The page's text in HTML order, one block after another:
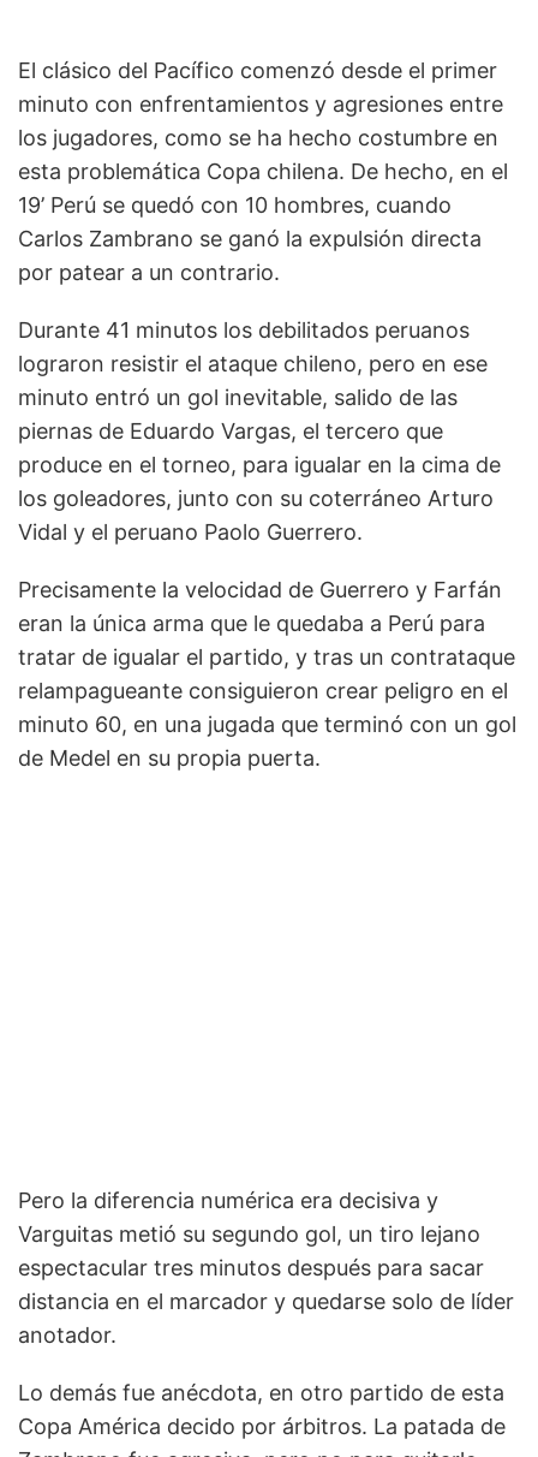
El clásico del Pacífico comenzó desde el primer
minuto con enfrentamientos y agresiones entre
los jugadores, como se ha hecho costumbre en
esta problemática Copa chilena. De hecho, en el
19’ Perú se quedó con 10 hombres, cuando
Carlos Zambrano se ganó la expulsión directa
por patear a un contrario.
Durante 41 minutos los debilitados peruanos
lograron resistir el ataque chileno, pero en ese
minuto entró un gol inevitable, salido de las
piernas de Eduardo Vargas, el tercero que
produce en el torneo, para igualar en la cima de
los goleadores, junto con su coterráneo Arturo
Vidal y el peruano Paolo Guerrero.
Precisamente la velocidad de Guerrero y Farfán
eran la única arma que le quedaba a Perú para
tratar de igualar el partido, y tras un contrataque
relampagueante consiguieron crear peligro en el
minuto 60, en una jugada que terminó con un gol
de Medel en su propia puerta.
Pero la diferencia numérica era decisiva y
Varguitas metió su segundo gol, un tiro lejano
espectacular tres minutos después para sacar
distancia en el marcador y quedarse solo de líder
anotador.
Lo demás fue anécdota, en otro partido de esta
Copa América decido por árbitros. La patada de